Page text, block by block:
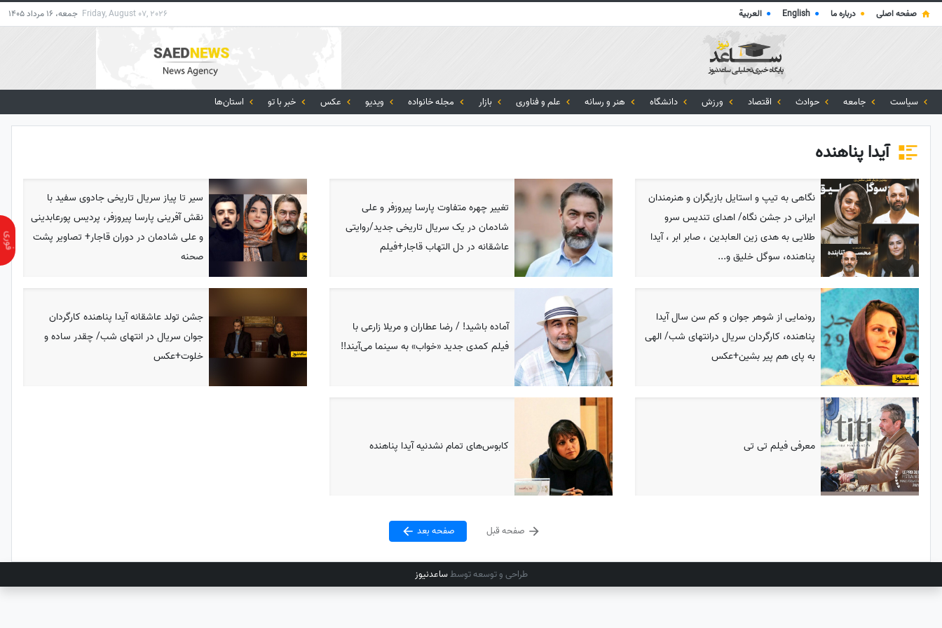
صفحه اصلی ● درباره ما ●
English
● العربية Friday, August 07, 2026 جمعه، 16 مرداد 1405
سیاست جامعه حوادث اقتصاد ورزش دانشگاه هنر و رسانه علم و فناوری بازار مجله خانواده ویدیو عکس خبر با تو استان‌ها
آیدا پناهنده
نگاهی به تیپ و استایل بازیگران و هنرمندان
ایرانی در جشن نگاه/ اهدای تندیس سرو
طلایی به هدی زین العابدین ، صابر ابر ، آیدا
پناهنده، سوگل خلیق و...
تغییر چهره متفاوت پارسا پیروزفر و علی
شادمان در یک سریال تاریخی جدید/روایتی
عاشقانه در دل التهاب قاجار+فیلم
سیر تا پیاز سریال تاریخی جادوی سفید با
نقش آفرینی پارسا پیروزفر، پردیس پورعابدینی
و علی شادمان در دوران قاجار+ تصاویر پشت
صحنه
رونمایی از شوهر جوان و کم سن سال آیدا
پناهنده، کارگردان سریال درانتهای شب/ الهی
به پای هم پیر بشین+عکس
آماده باشید! / رضا عطاران و مریلا زارعی با
فیلم کمدی جدید «خواب» به سینما می‌آیند!!
جشن تولد عاشقانه آیدا پناهنده کارگردان
جوان سریال در انتهای شب/ چقدر ساده و
خلوت+عکس
معرفی فیلم تی تی کابوس‌های تمام نشدنیه آیدا پناهنده
صفحه قبل صفحه بعد
طراحی و توسعه توسطساعدنیوز